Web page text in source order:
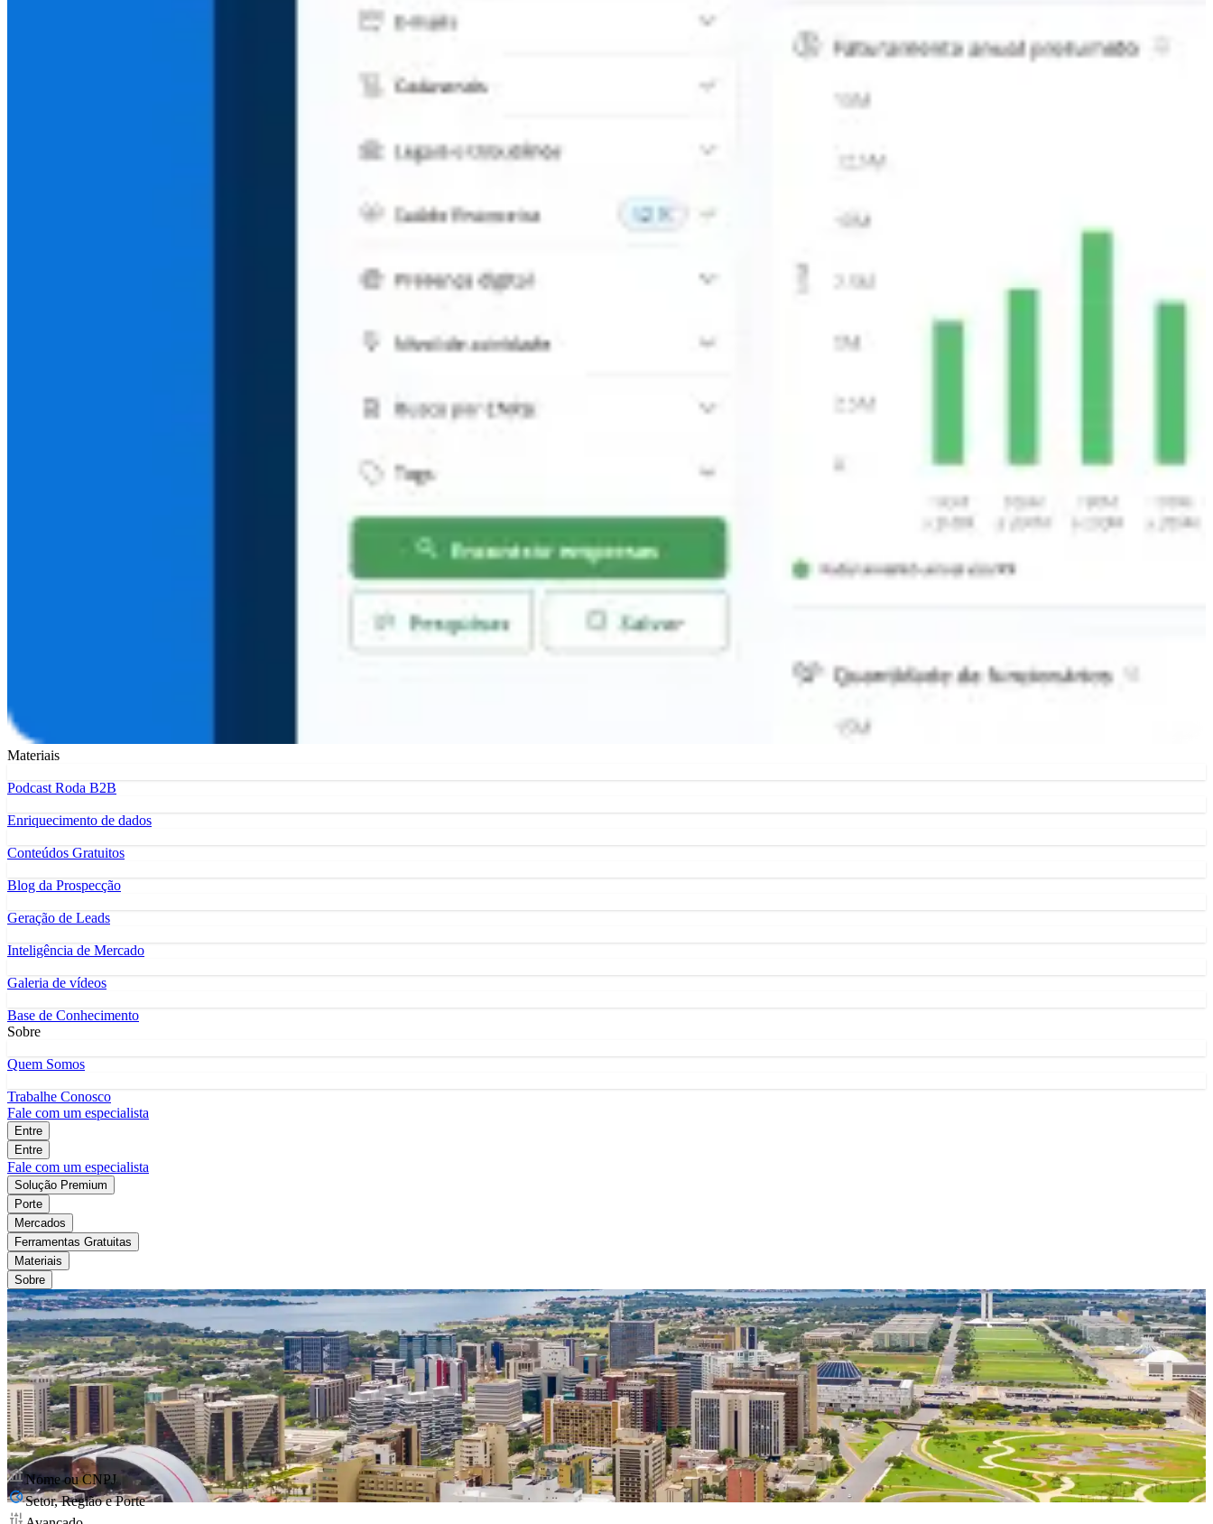
Materiais
Podcast Roda B2B
Enriquecimento de dados
Conteúdos Gratuitos
Blog da Prospecção
Geração de Leads
Inteligência de Mercado
Galeria de vídeos
Base de Conhecimento
Sobre
Quem Somos
Trabalhe Conosco
Fale com um especialista
Entre
Entre
Fale com um especialista
Solução Premium
Porte
Mercados
Ferramentas Gratuitas
Materiais
Sobre
Nome ou CNPJ
Setor, Região e Porte